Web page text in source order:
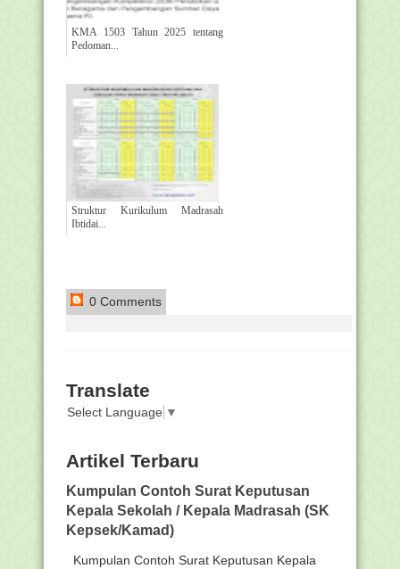
KMA 1503 Tahun 2025 tentang
Pedoman...
Struktur Kurikulum Madrasah
Ibtidai...
0 Comments
Translate
Select Language ▼
Artikel Terbaru
Kumpulan Contoh Surat Keputusan
Kepala Sekolah / Kepala Madrasah (SK
Kepsek/Kamad)
Kumpulan Contoh Surat Keputusan Kepala